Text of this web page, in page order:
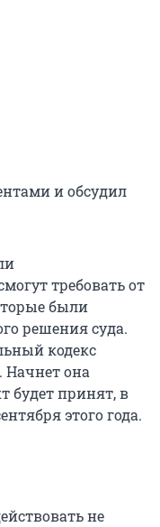
и обсудил
требовать от
были
решения суда.
кодекс
Начнет она
будет принят, в
этого года.
не